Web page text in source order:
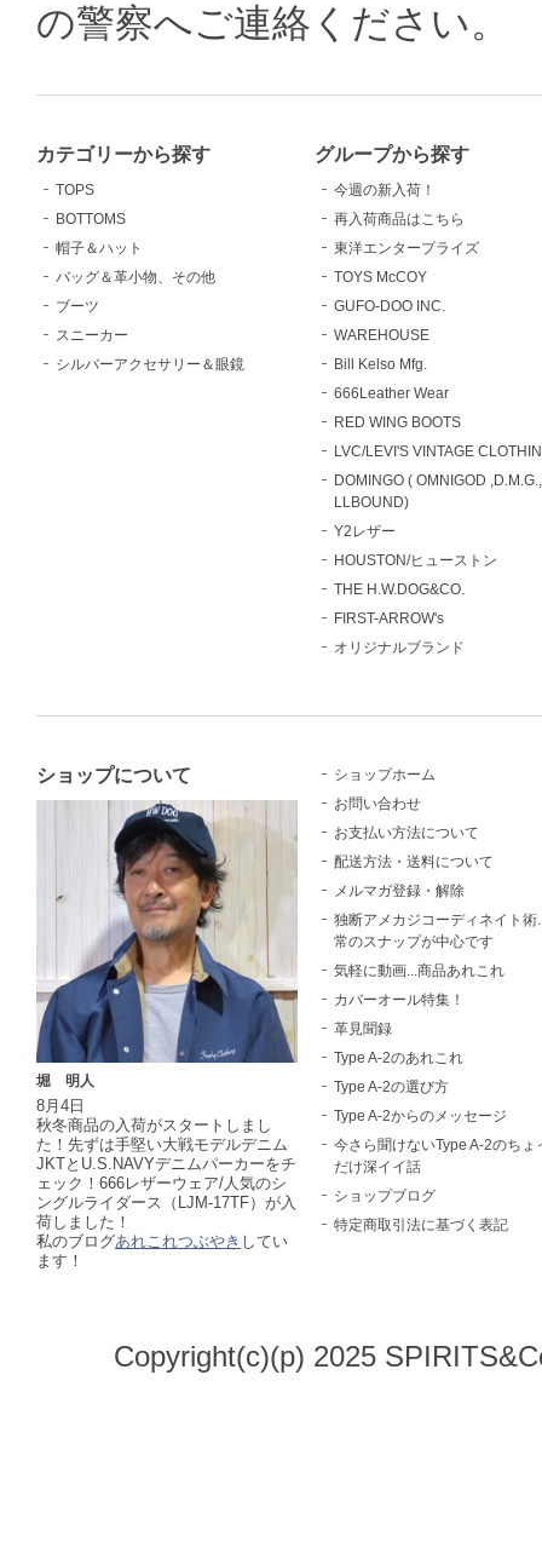
の警察へご連絡ください。
カテゴリーから探す
TOPS
BOTTOMS
帽子＆ハット
バッグ＆革小物、その他
ブーツ
スニーカー
シルバーアクセサリー＆眼鏡
グループから探す
今週の新入荷！
再入荷商品はこちら
東洋エンタープライズ
TOYS McCOY
GUFO-DOO INC.
WAREHOUSE
Bill Kelso Mfg.
666Leather Wear
RED WING BOOTS
LVC/LEVI'S VINTAGE
DOMINGO ( OMNIGOD
LLBOUND)
Y2レザー
HOUSTON/ヒューストン
THE H.W.DOG&CO.
FIRST-ARROW's
オリジナルブランド
ショップについて
堀 明人
8月4日
秋冬商品の入荷がスタートしまし
た！先ずは手堅い大戦モデルデニム
JKTとU.S.NAVYデニムパーカーをチ
ェック！666レザーウェア/人気のシ
ングルライダース（LJM-17TF）が入
荷しました！
私のブログあれこれつぶやき してい
ます！
ショップホーム
お問い合わせ
お支払い方法について
配送方法・送料について
メルマガ登録・解除
独断アメカジコーディネイト術
常のスナップが中心です
気軽に動画...商品あれこれ
カバーオール特集！
革見聞録
Type A-2のあれこれ
Type A-2の選び方
Type A-2からのメッセージ
今さら聞けないType A-2のちょ
だけ深イイ話
ショップブログ
特定商取引法に基づく表記
Copyright(c)(p) 2025